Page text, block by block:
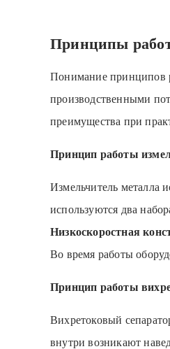
Принципы
Понимание принципов
производственными
преимущества при
Принцип работы
Измельчитель металла
используются два
Низкоскоростная
Во время работы
Принцип работы
Вихретоковый
внутри возникают